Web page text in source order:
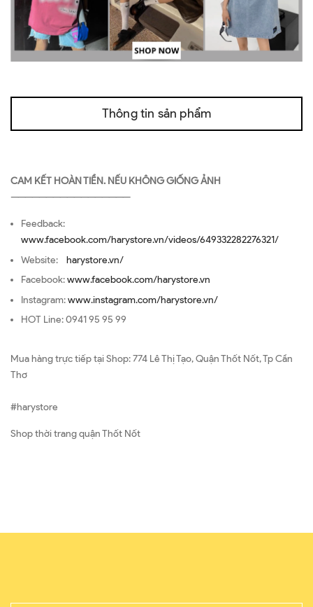
Thông tin sản phẩm
CAM KẾT HOÀN TIỀN. NẾU KHÔNG GIỐNG ẢNH
—————————————————
Feedback:
www.facebook.com/harystore.vn/videos/649332282276321/
Website: harystore.vn/
Facebook:www.facebook.com/harystore.vn
Instagram:www.instagram.com/harystore.vn/
HOT Line: 0941 95 95 99
Mua hàng trực tiếp tại Shop: 774 Lê Thị Tạo, Quận Thốt Nốt, Tp Cần
Thơ
#harystore
Shop thời trang quận Thốt Nốt